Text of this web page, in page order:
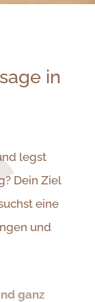
in
legst
Dein Ziel
eine
und
ganz